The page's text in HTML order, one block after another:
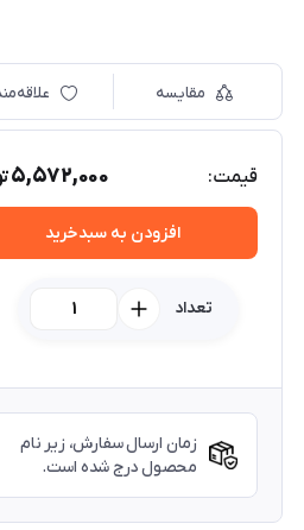
مقایسه
قیمت: 5,572,000
افزودن به سبدخرید
تعداد
زمان ارسال سفارش، زیر نام
محصول درج شده است.